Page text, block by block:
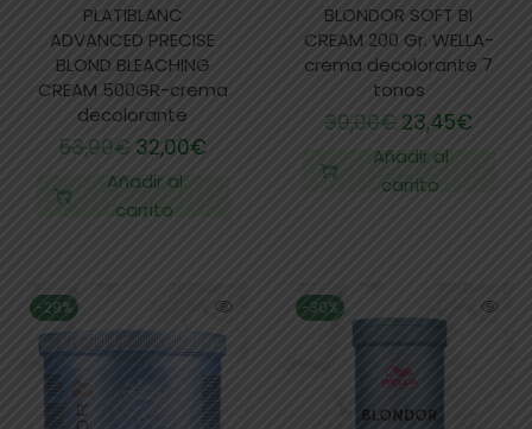
PLATIBLANC
ADVANCED PRECISE
BLOND BLEACHING
CREAM 500GR-crema
decolorante
53,00€ 32,00€
Añadir al
carrito
BLONDOR SOFT BI
CREAM 200 Gr. WELLA-
crema decolorante 7
tonos
30,00€23,45€
Añadir al
carrito
-29% -30%